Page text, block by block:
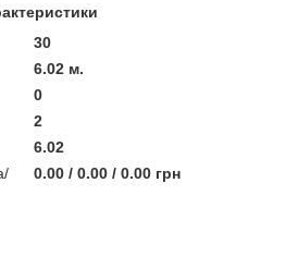
30
6.02 м.
0
2
6.02
0.00 / 0.00 / 0.00 грн